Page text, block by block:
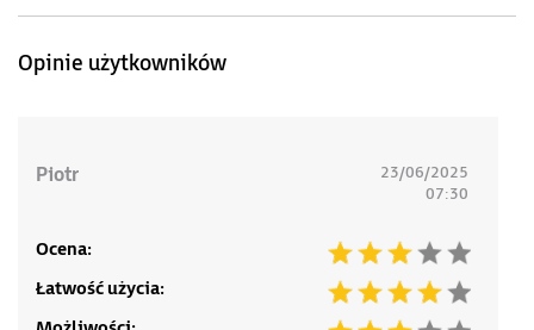
Opinie użytkowników
Piotr
23/06/2025
07:30
Ocena:
Łatwość użycia: